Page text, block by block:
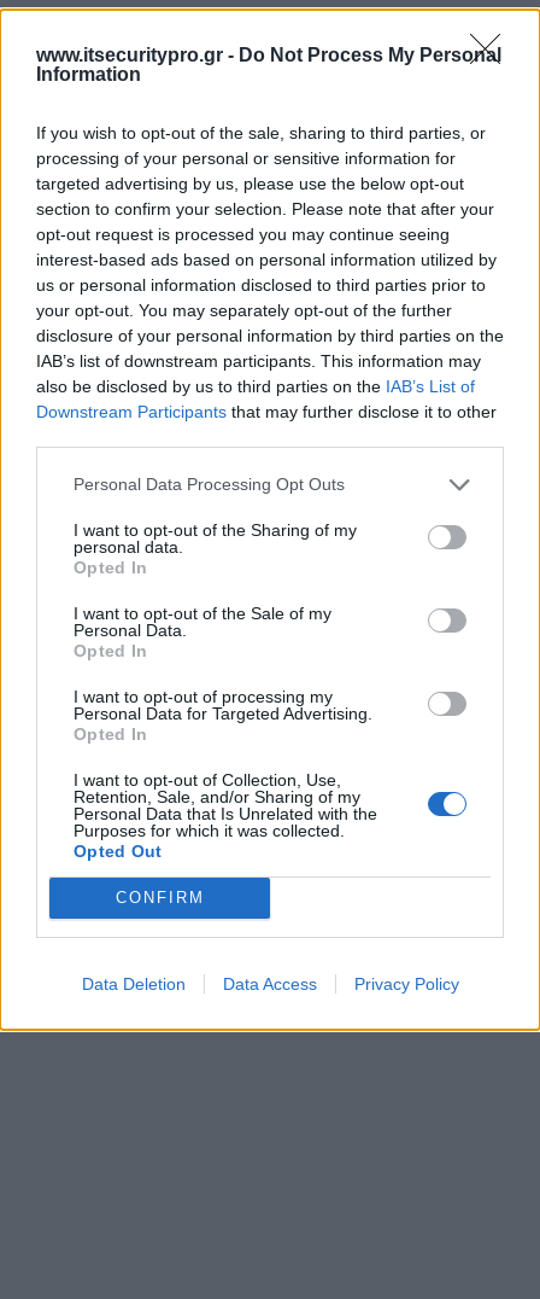
www.itsecuritypro.gr - Do Not Process My Personal
Information
If you wish to opt-out of the sale, sharing to third parties, or
processing of your personal or sensitive information for
targeted advertising by us, please use the below opt-out
section to confirm your selection. Please note that after your
opt-out request is processed you may continue seeing
interest-based ads based on personal information utilized by
us or personal information disclosed to third parties prior to
your opt-out. You may separately opt-out of the further
disclosure of your personal information by third parties on the
IAB’s list of downstream participants. This information may
also be disclosed by us to third parties on the IAB’s List of
Downstream Participants that may further disclose it to other
Personal Data Processing Opt Outs
I want to opt-out of the Sharing of my
personal data.
Opted In
I want to opt-out of the Sale of my
Personal Data.
Opted In
I want to opt-out of processing my
Personal Data for Targeted Advertising.
Opted In
I want to opt-out of Collection, Use,
Retention, Sale, and/or Sharing of my
Personal Data that Is Unrelated with the
Purposes for which it was collected.
Opted Out
CONFIRM
Data Deletion Data Access Privacy Policy